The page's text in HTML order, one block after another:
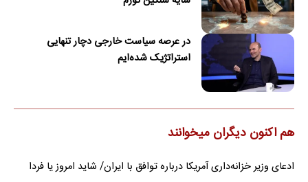
در عرصه سیاست خارجی دچار تنهایی
استراتژیک شده‌ایم
هم اکنون دیگران میخوانند
ادعای وزیر خزانه‌داری آمریکا درباره توافق با ایران/ شاید امروز یا فردا